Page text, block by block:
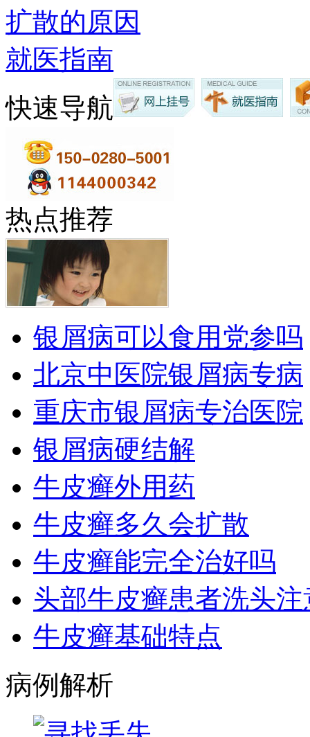
扩散的原因
就医指南
快速导航
热点推荐
银屑病可以食用党参吗
北京中医院银屑病专病
重庆市银屑病专治医院
银屑病硬结解
牛皮癣外用药
牛皮癣多久会扩散
牛皮癣能完全治好吗
头部牛皮癣患者洗头注
牛皮癣基础特点
病例解析